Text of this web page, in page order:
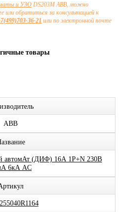
и УЗО DS203M ABB, можно
или обратиться за консультацией к
36-21 или по электронной почте
товары
ABB
автомАт (ДИФ) 16А 1P+N 230В
6кА AC